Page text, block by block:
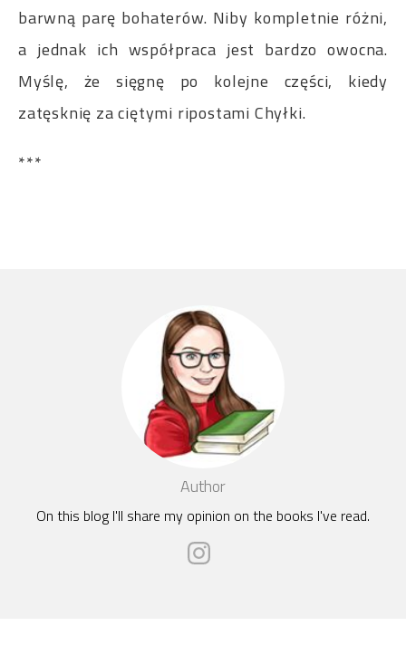
barwną parę bohaterów. Niby kompletnie różni,
a jednak ich współpraca jest bardzo owocna.
Myślę, że sięgnę po kolejne części, kiedy
zatęsknię za ciętymi ripostami Chyłki.
***
Author
On this blog I'll share my opinion on the books I've read.